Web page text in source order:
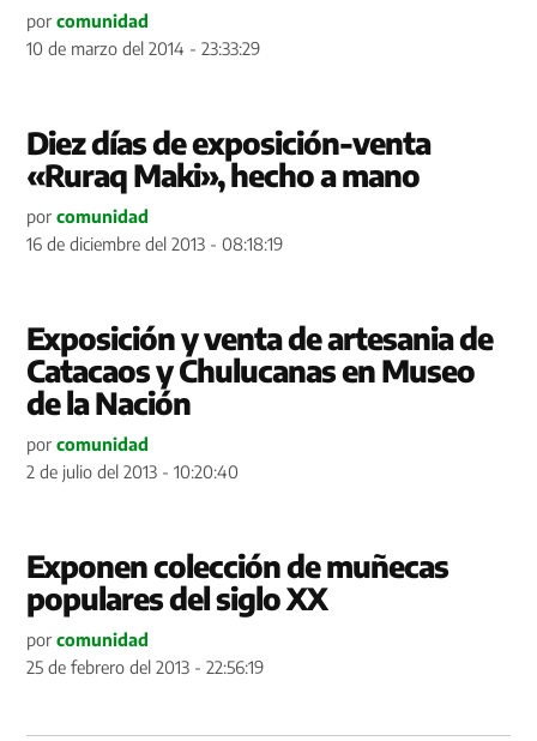
por comunidad
10 de marzo del 2014 - 23:33:29
Diez días de exposición-venta
«Ruraq Maki», hecho a mano
por comunidad
16 de diciembre del 2013 - 08:18:19
Exposición y venta de artesania de
Catacaos y Chulucanas en Museo
de la Nación
por comunidad
2 de julio del 2013 - 10:20:40
Exponen colección de muñecas
populares del siglo XX
por comunidad
25 de febrero del 2013 - 22:56:19